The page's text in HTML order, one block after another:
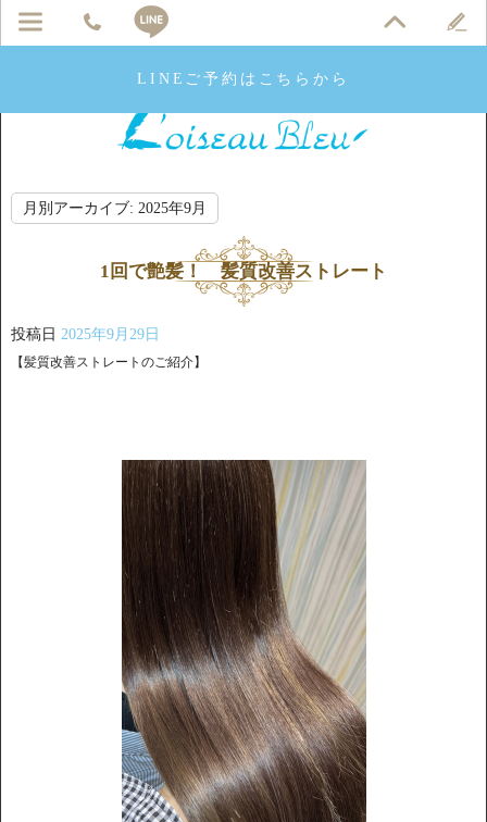
LINEご予約はこちらから
月別アーカイブ: 2025年9月
1回で艶髪！ 髪質改善ストレート
投稿日 2025年9月29日
【髪質改善ストレートのご紹介】